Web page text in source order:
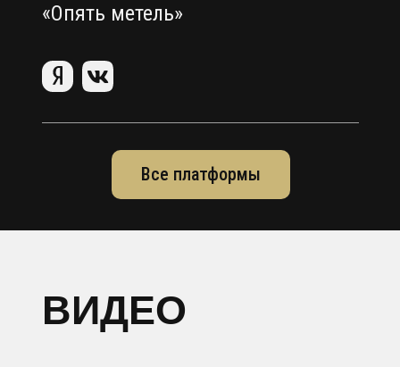
«Опять метель»
Все платформы
ВИДЕО